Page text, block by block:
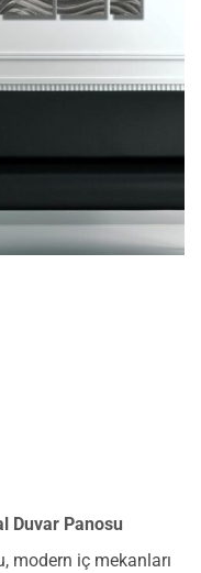
Duvar Panosu
modern iç mekanları